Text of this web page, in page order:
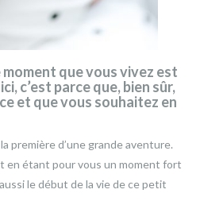
moment que vous vivez est
c’est parce que, bien sûr,
et que vous souhaitez en
première d’une grande aventure.
en étant pour vous un moment fort
aussi le début de la vie de ce petit